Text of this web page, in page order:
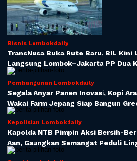
Bisnis Lombokdaily
TransNusa Buka Rute Baru, BIL Kini
Langsung Lombok–Jakarta PP Dua
Pembangunan Lombokdaily
Segala Anyar Panen Inovasi, Kopi
Wakai Farm Jepang Siap Bangun
Kepolisian Lombokdaily
Kapolda NTB Pimpin Aksi Bersih-
Aan, Gaungkan Semangat Peduli